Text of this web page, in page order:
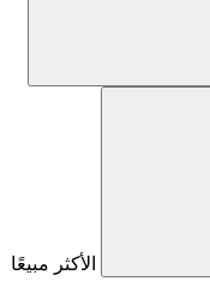
الأكثر مبيعًا